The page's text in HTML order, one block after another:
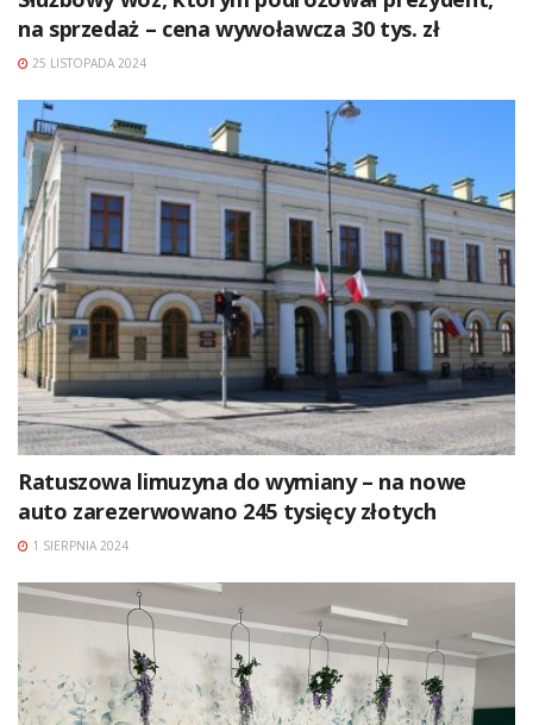
na sprzedaż – cena wywoławcza 30 tys. zł
25 LISTOPADA 2024
Ratuszowa limuzyna do wymiany – na nowe
auto zarezerwowano 245 tysięcy złotych
1 SIERPNIA 2024